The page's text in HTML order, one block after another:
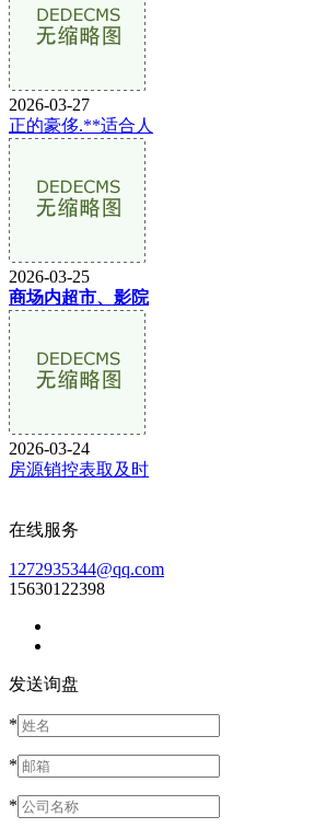
2026-03-27
正的豪侈.**适合人
2026-03-25
商场内超市、影院
2026-03-24
房源销控表取及时
在线服务
1272935344@qq.com
15630122398
发送询盘
*
*
*